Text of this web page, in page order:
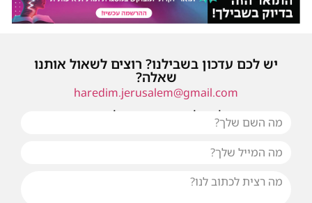
יש לכם עדכון בשבילנו? רוצים לשאול אותנו
שאלה?
haredim.jerusalem@gmail.com
או שילחו אלינו פנייה ונחזור אליכם בהקדם